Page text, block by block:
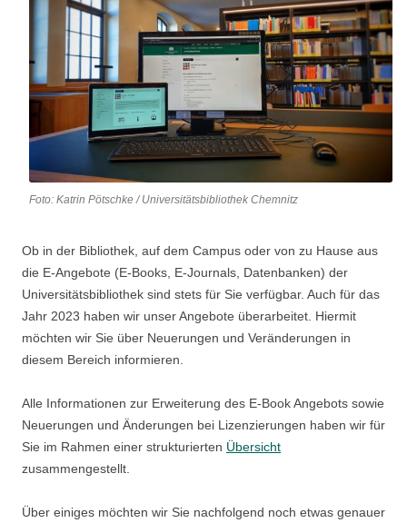
Foto: Katrin Pötschke / Universitätsbibliothek Chemnitz
Ob in der Bibliothek, auf dem Campus oder von zu Hause aus
die E-Angebote (E-Books, E-Journals, Datenbanken) der
Universitätsbibliothek sind stets für Sie verfügbar. Auch für das
Jahr 2023 haben wir unser Angebote überarbeitet. Hiermit
möchten wir Sie über Neuerungen und Veränderungen in
diesem Bereich informieren.
Alle Informationen zur Erweiterung des E-Book Angebots sowie
Neuerungen und Änderungen bei Lizenzierungen haben wir für
Sie im Rahmen einer strukturierten Übersicht
zusammengestellt.
Über einiges möchten wir Sie nachfolgend noch etwas genauer